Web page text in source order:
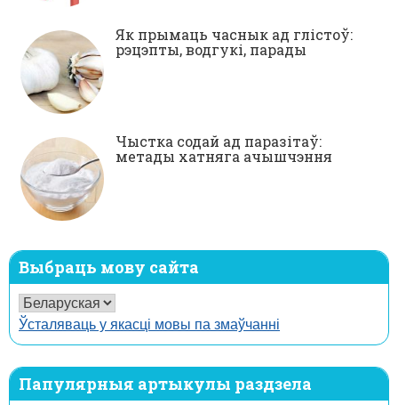
Як прымаць часнык ад глістоў:
рэцэпты, водгукі, парады
Чыстка содай ад паразітаў:
метады хатняга ачышчэння
Выбраць мову сайта
Ўсталяваць у якасці мовы па змаўчанні
Папулярныя артыкулы раздзела